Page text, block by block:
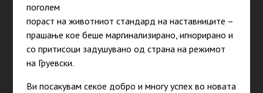
поголем
пораст на животниот стандард на наставниците –
прашање кое беше маргинализирано, игнорирано и
со притисоци задушувано од страна на режимот
на Груевски.
Ви посакувам секое добро и многу успех во новата